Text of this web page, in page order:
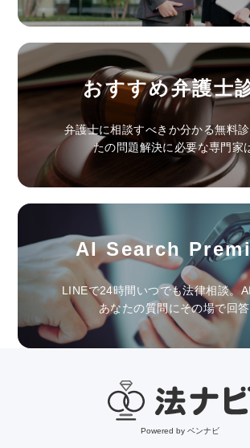
おすすめ弁護士
弁護士に相談すべきか分かる無料
たの問題解決に必要な専門家
AI Search
LINEで24時間いつでも法律相談。
あなたの質問にその場で回答
Powered by ベンナビ